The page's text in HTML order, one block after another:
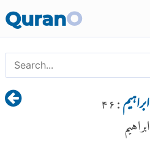
QuranO
ابراہیم : ۴۶
ابراهيم